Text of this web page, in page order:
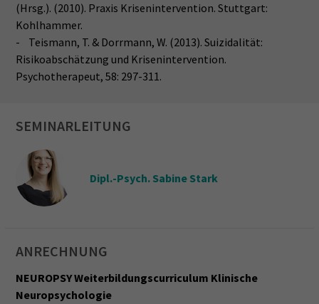
(Hrsg.). (2010). Praxis Krisenintervention. Stuttgart:
Kohlhammer.
- Teismann, T. & Dorrmann, W. (2013). Suizidalität:
Risikoabschätzung und Krisenintervention.
Psychotherapeut, 58: 297-311.
SEMINARLEITUNG
Dipl.-Psych. Sabine Stark
ANRECHNUNG
NEUROPSY Weiterbildungscurriculum Klinische
Neuropsychologie